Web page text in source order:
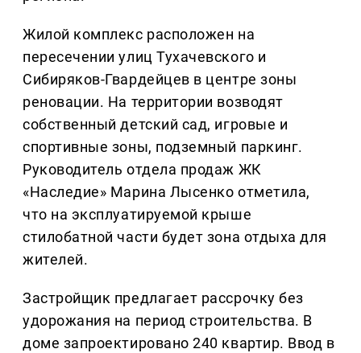
Жилой комплекс расположен на
пересечении улиц Тухачевского и
Сибиряков-Гвардейцев в центре зоны
реновации. На территории возводят
собственный детский сад, игровые и
спортивные зоны, подземный паркинг.
Руководитель отдела продаж ЖК
«Наследие» Марина Лысенко отметила,
что на эксплуатируемой крыше
стилобатной части будет зона отдыха для
жителей.
Застройщик предлагает рассрочку без
удорожания на период строительства. В
доме запроектировано 240 квартир. Ввод в